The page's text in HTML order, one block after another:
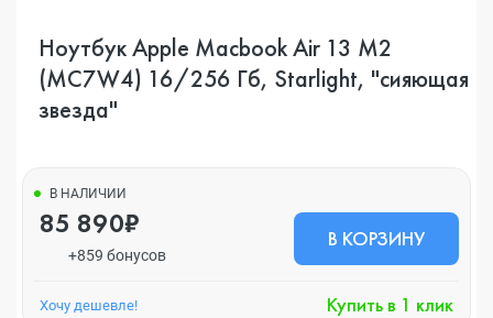
Ноутбук Apple Macbook Air 13 M2
(MC7W4) 16/256 Гб, Starlight, "сияющая
звезда"
В НАЛИЧИИ
85 890₽
+859 бонусов
В КОРЗИНУ
Хочу дешевле! Купить в 1 клик